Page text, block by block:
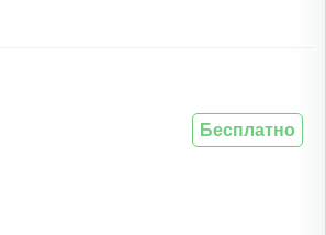
Бесплатно